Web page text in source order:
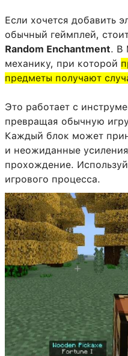
Если хочется добавить
обычный геймплей,
Random Enchantment. В
механику, при которой
предметы получают
Это работает с
превращая обычную
Каждый блок может
и неожиданные
прохождение.
игрового процесса.